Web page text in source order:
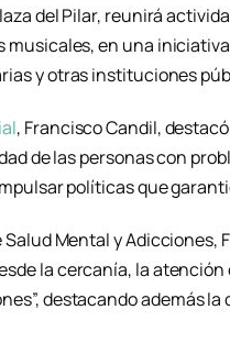
del Pilar, reunirá
en una
y otras instituciones
, Francisco Candil,
de las personas con
políticas que
Mental y Adicciones,
la cercanía, la
destacando además